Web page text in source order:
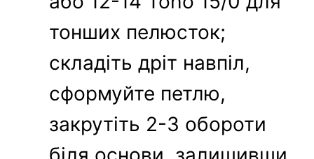
тонших пелюсток;
складіть дріт навпіл,
сформуйте петлю,
закрутіть 2-3 обороти